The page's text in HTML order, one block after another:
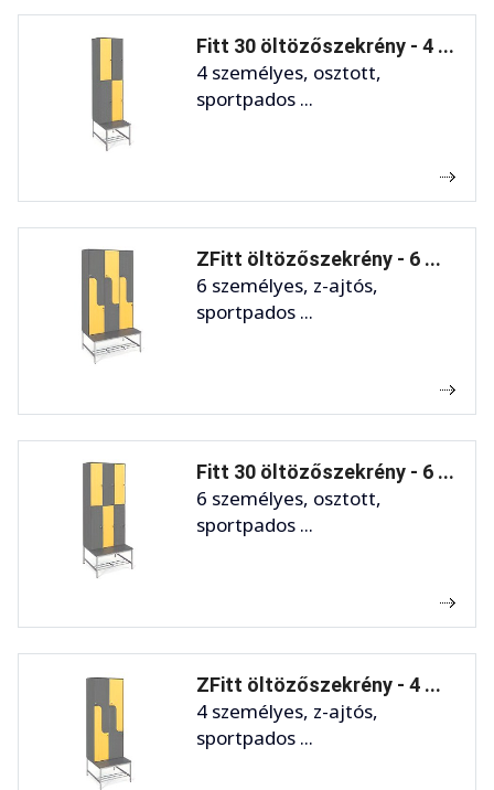
Fitt 30 öltözőszekrény - 4 ...
4 személyes, osztott,
sportpados ...
ZFitt öltözőszekrény - 6 ...
6 személyes, z-ajtós,
sportpados ...
Fitt 30 öltözőszekrény - 6 ...
6 személyes, osztott,
sportpados ...
ZFitt öltözőszekrény - 4 ...
4 személyes, z-ajtós,
sportpados ...